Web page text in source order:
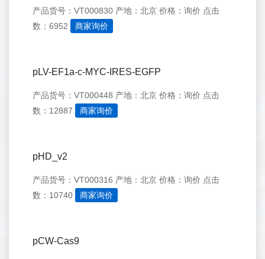
产品货号：VT000830 产地：北京 价格：询价 点击
数：6952
商家询价
pLV-EF1a-c-MYC-IRES-EGFP
产品货号：VT000448 产地：北京 价格：询价 点击
数：12887
商家询价
pHD_v2
产品货号：VT000316 产地：北京 价格：询价 点击
数：10740
商家询价
pCW-Cas9